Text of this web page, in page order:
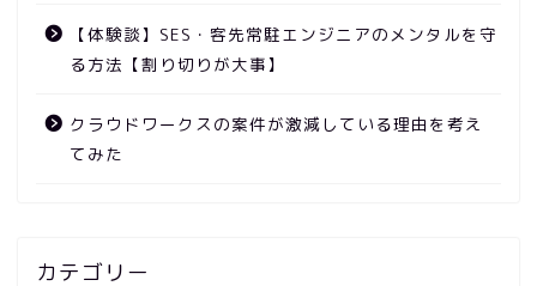
【体験談】SES・客先常駐エンジニアのメンタルを守
る方法【割り切りが大事】
クラウドワークスの案件が激減している理由を考え
てみた
カテゴリー